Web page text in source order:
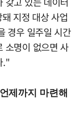
지정 대상 사업
경우 일주일 시간
소명이 없으면 사
."
제까지 마련해